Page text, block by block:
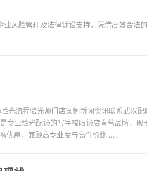
风险管理及法律诉讼支持，凭借高效合法
光流程验光师门店案例新闻资讯联系武汉
专业验光配镜的写字楼眼镜店直营品牌，
优惠，兼顾高专业度与高性价比......